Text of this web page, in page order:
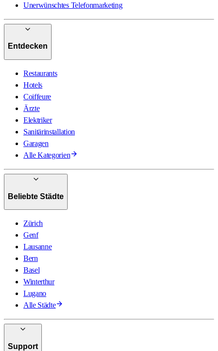
Unerwünschtes Telefonmarketing
Entdecken
Restaurants
Hotels
Coiffeure
Ärzte
Elektriker
Sanitärinstallation
Garagen
Alle Kategorien
Beliebte Städte
Zürich
Genf
Lausanne
Bern
Basel
Winterthur
Lugano
Alle Städte
Support